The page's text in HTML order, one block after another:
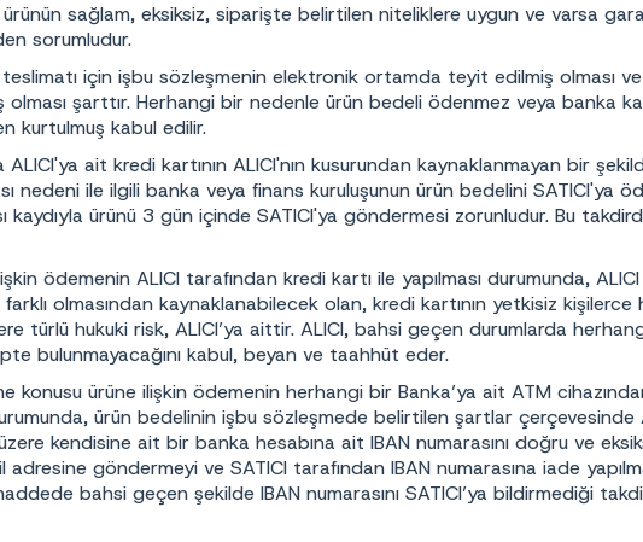
sağlam, eksiksiz, siparişte belirtilen niteliklere uygun ve varsa
sorumludur.
için işbu sözleşmenin elektronik ortamda teyit edilmiş olması
şarttır. Herhangi bir nedenle ürün bedeli ödenmez veya banka
kurtulmuş kabul edilir.
ait kredi kartının ALICI'nın kusurundan kaynaklanmayan bir
nedeni ile ilgili banka veya finans kuruluşunun ürün bedelini SATICI'ya
kaydıyla ürünü 3 gün içinde SATICI'ya göndermesi zorunludur. Bu
ödemenin ALICI tarafından kredi kartı ile yapılması durumunda,
olmasından kaynaklanabilecek olan, kredi kartının yetkisiz kişilerce
türlü hukuki risk, ALICI’ya aittir. ALICI, bahsi geçen durumlarda
bulunmayacağını kabul, beyan ve taahhüt eder.
konusu ürüne ilişkin ödemenin herhangi bir Banka’ya ait ATM
ürün bedelinin işbu sözleşmede belirtilen şartlar çerçevesinde
kendisine ait bir banka hesabına ait IBAN numarasını doğru ve
göndermeyi ve SATICI tarafından IBAN numarasına iade
bahsi geçen şekilde IBAN numarasını SATICI’ya bildirmediği